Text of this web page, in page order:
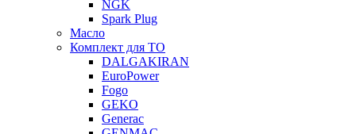
NGK
Spark Plug
Масло
Комплект для ТО
DALGAKIRAN
EuroPower
Fogo
GEKO
Generac